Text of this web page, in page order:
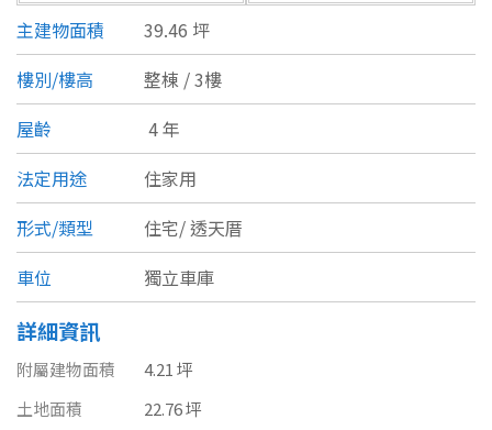
宜蘭縣
桃園市
新竹市
新竹縣
苗栗縣
台中市
彰化縣
南投縣
雲林縣
類型(可複選)
不拘 公寓 電梯大樓 套房
別墅 透天厝 樓中樓 華廈
農舍 辦公 店面 工廠
坪數
主建物面積
39.46 坪
樓別/樓高
整棟 / 3樓
屋齡
4 年
法定用途
住家用
形式/類型
住宅/透天厝
車位
獨立車庫
詳細資訊
附屬建物面積
4.21 坪
土地面積
22.76 坪